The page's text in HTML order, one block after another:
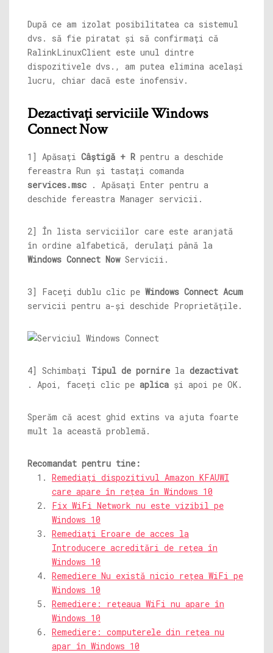
După ce am izolat posibilitatea ca sistemul
dvs. să fie piratat și să confirmați că
RalinkLinuxClient este unul dintre
dispozitivele dvs., am putea elimina același
lucru, chiar dacă este inofensiv.
Dezactivați serviciile Windows
Connect Now
1] Apăsați Câștigă + R pentru a deschide
fereastra Run și tastați comanda
services.msc . Apăsați Enter pentru a
deschide fereastra Manager servicii.
2] În lista serviciilor care este aranjată
în ordine alfabetică, derulați până la
Windows Connect NowServicii.
3] Faceți dublu clic pe Windows Connect Acum
servicii pentru a-și deschide Proprietățile.
4] Schimbați Tipul de pornire la dezactivat
. Apoi, faceți clic pe aplica și apoi pe OK.
Sperăm că acest ghid extins va ajuta foarte
mult la această problemă.
Recomandat pentru tine:
Remediați dispozitivul Amazon KFAUWI
care apare în rețea în Windows 10
Fix WiFi Network nu este vizibil pe
Windows 10
Remediați Eroare de acces la
Introducere acreditări de rețea în
Windows 10
Remediere Nu există nicio rețea WiFi pe
Windows 10
Remediere: rețeaua WiFi nu apare în
Windows 10
Remediere: computerele din rețea nu
apar în Windows 10